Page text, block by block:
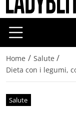
Home / Salute /
Dieta con i legumi,
Salute